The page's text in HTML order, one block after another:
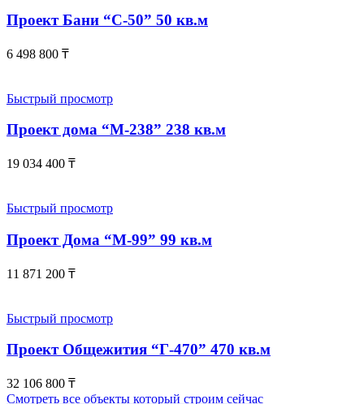
Проект Бани “С-50” 50 кв.м
6 498 800 ₸
Быстрый просмотр
Проект дома “М-238” 238 кв.м
19 034 400 ₸
Быстрый просмотр
Проект Дома “М-99” 99 кв.м
11 871 200 ₸
Быстрый просмотр
Проект Общежития “Г-470” 470 кв.м
32 106 800 ₸
Смотреть все объекты который строим сейчас